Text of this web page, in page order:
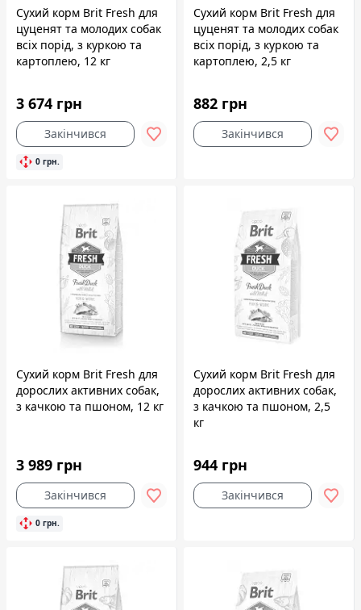
Сухий корм Brit Fresh для
цуценят та молодих собак
всіх порід, з куркою та
картоплею, 12 кг
3 674 грн
Закінчився
0 грн.
Сухий корм Brit Fresh для
цуценят та молодих собак
всіх порід, з куркою та
картоплею, 2,5 кг
882 грн
Закінчився
Сухий корм Brit Fresh для
дорослих активних собак,
з качкою та пшоном, 12 кг
3 989 грн
Закінчився
0 грн.
Сухий корм Brit Fresh для
дорослих активних собак,
з качкою та пшоном, 2,5
кг
944 грн
Закінчився